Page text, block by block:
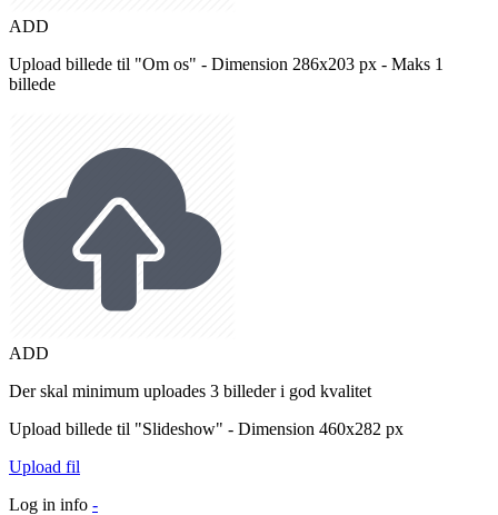
ADD
Upload billede til "Om os" - Dimension 286x203 px - Maks 1
billede
ADD
Der skal minimum uploades 3 billeder i god kvalitet
Upload billede til "Slideshow" - Dimension 460x282 px
Upload fil
Log in info -